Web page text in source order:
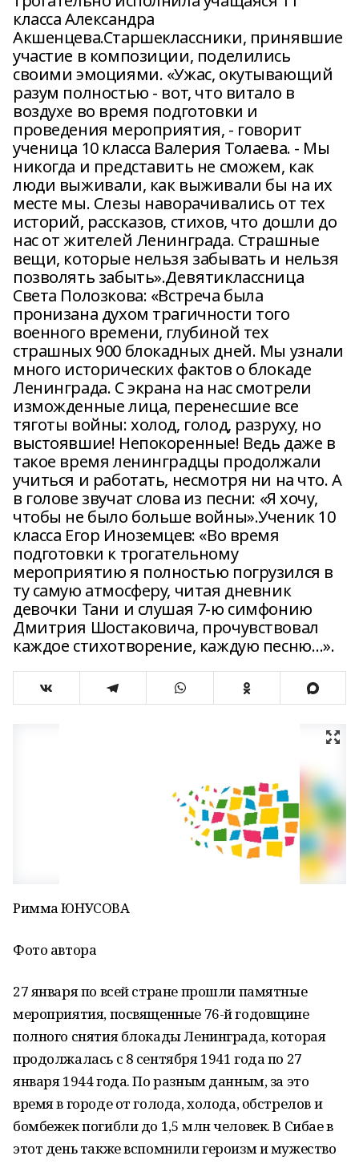
класса Александра
Акшенцева.Старшеклассники, принявшие
участие в композиции, поделились
своими эмоциями. «Ужас, окутывающий
разум полностью - вот, что витало в
воздухе во время подготовки и
проведения мероприятия, - говорит
ученица 10 класса Валерия Толаева. - Мы
никогда и представить не сможем, как
люди выживали, как выживали бы на их
месте мы. Слезы наворачивались от тех
историй, рассказов, стихов, что дошли до
нас от жителей Ленинграда. Страшные
вещи, которые нельзя забывать и нельзя
позволять забыть».Девятиклассница
Света Полозкова: «Встреча была
пронизана духом трагичности того
военного времени, глубиной тех
страшных 900 блокадных дней. Мы узнали
много исторических фактов о блокаде
Ленинграда. С экрана на нас смотрели
изможденные лица, перенесшие все
тяготы войны: холод, голод, разруху, но
выстоявшие! Непокоренные! Ведь даже в
такое время ленинградцы продолжали
учиться и работать, несмотря ни на что. А
в голове звучат слова из песни: «Я хочу,
чтобы не было больше войны».Ученик 10
класса Егор Иноземцев: «Во время
подготовки к трогательному
мероприятию я полностью погрузился в
ту самую атмосферу, читая дневник
девочки Тани и слушая 7-ю симфонию
Дмитрия Шостаковича, прочувствовал
каждое стихотворение, каждую песню…».
Римма ЮНУСОВА
Фото автора
27 января по всей стране прошли памятные
мероприятия, посвященные 76-й годовщине
полного снятия блокады Ленинграда, которая
продолжалась с 8 сентября 1941 года по 27
января 1944 года. По разным данным, за это
время в городе от голода, холода, обстрелов и
бомбежек погибли до 1,5 млн человек. В Сибае в
этот день также вспомнили героизм и мужество